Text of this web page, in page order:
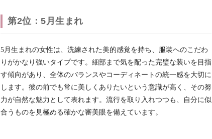
第2位：5月生まれ
5月生まれの女性は、洗練された美的感覚を持ち、服装へのこだわ
りがかなり強いタイプです。細部まで気を配った完璧な装いを目指
す傾向があり、全体のバランスやコーディネートの統一感を大切に
します。彼の前でも常に美しくありたいという意識が高く、その努
力が自然な魅力として表れます。流行を取り入れつつも、自分に似
合うものを見極める確かな審美眼を備えています。